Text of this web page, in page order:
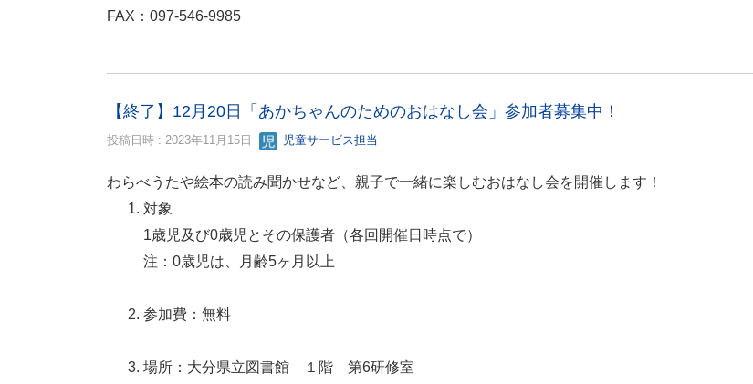
FAX：097-546-9985
【終了】12月20日「あかちゃんのためのおはなし会」参加者募集中！
投稿日時 : 2023年11月15日 児童サービス担当
わらべうたや絵本の読み聞かせなど、親子で一緒に楽しむおはなし会を開催します！
対象
1歳児及び0歳児とその保護者（各回開催日時点で）
注：0歳児は、月齢5ヶ月以上
参加費：無料
場所：大分県立図書館 １階 第6研修室